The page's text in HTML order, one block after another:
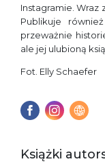
Instagramie. Wraz
Publikuje
przeważnie
ale jej ulubioną
Fot. Elly Schaefer
Książki